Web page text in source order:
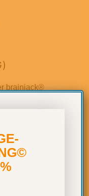
brainjack®
Sitz der
a. d.